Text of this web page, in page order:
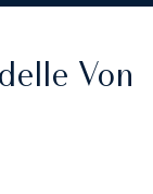
Von